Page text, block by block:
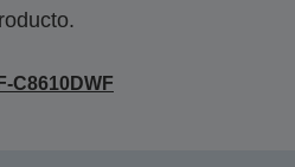
C8610DWF